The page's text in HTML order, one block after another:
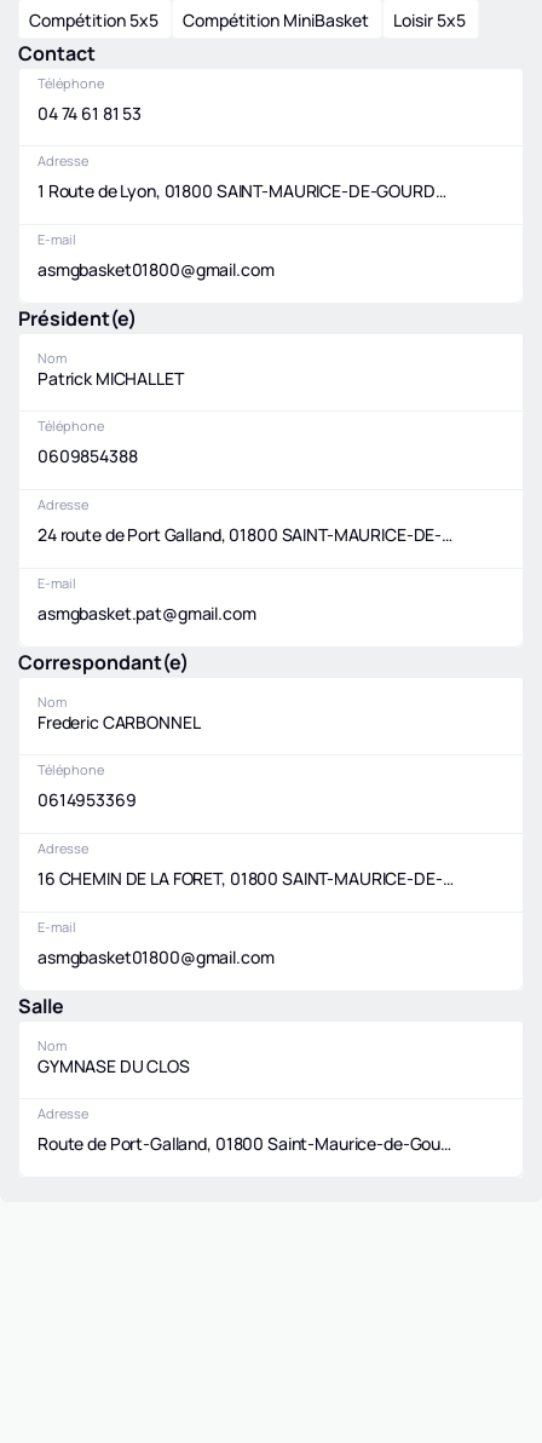
Compétition 5x5 Compétition MiniBasket Loisir 5x5
Contact
Téléphone
04 74 61 81 53
Adresse
1 Route de Lyon, 01800 SAINT-MAURICE-DE-GOURDANS
E-mail
asmgbasket01800@gmail.com
Président(e)
Nom
Patrick MICHALLET
Téléphone
0609854388
Adresse
24 route de Port Galland, 01800 SAINT-MAURICE-DE-GOURDANS
E-mail
asmgbasket.pat@gmail.com
Correspondant(e)
Nom
Frederic CARBONNEL
Téléphone
0614953369
Adresse
16 CHEMIN DE LA FORET, 01800 SAINT-MAURICE-DE-GOURDANS
E-mail
asmgbasket01800@gmail.com
Salle
Nom
GYMNASE DU CLOS
Adresse
Route de Port-Galland, 01800 Saint-Maurice-de-Gourdans